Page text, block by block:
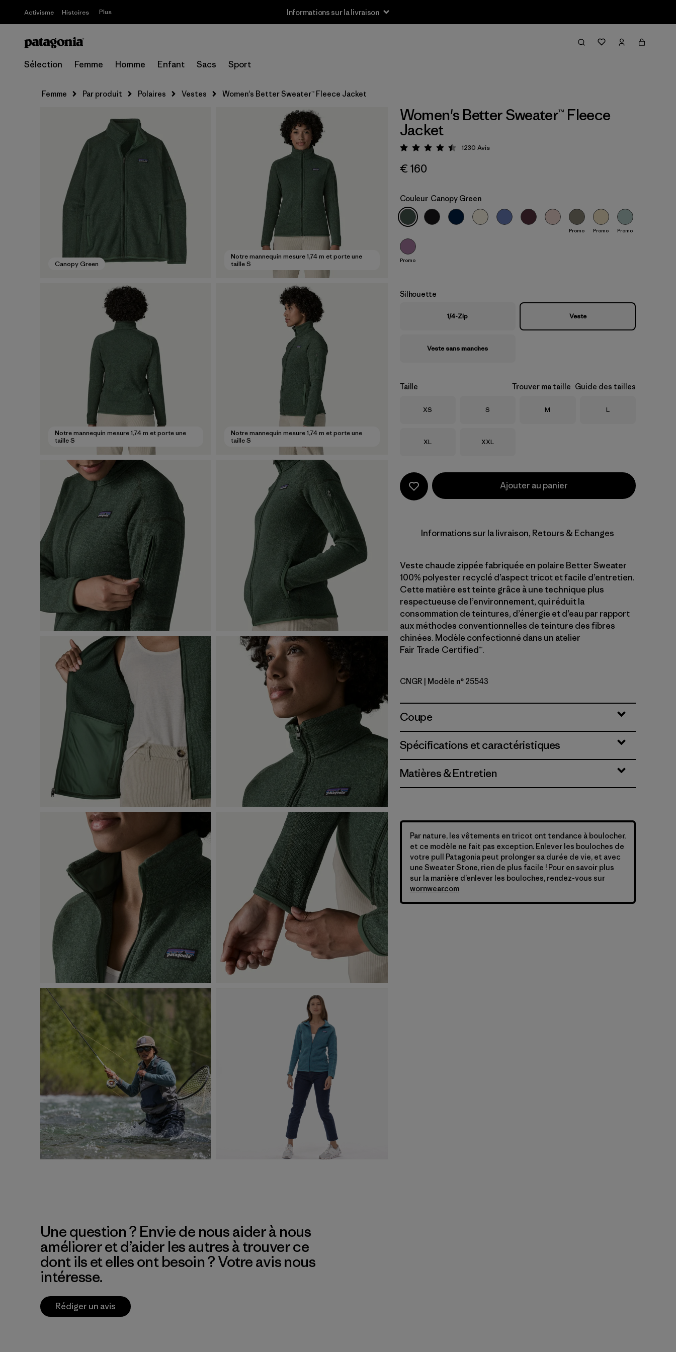
Activisme Histoires Plus Informations sur la livraison
Sélection Femme Homme Enfant Sacs Sport
Femme Par produit Polaires Vestes Women's Better Sweater™ Fleece Jacket
Canopy Green
Notre mannequin mesure 1,74 m et porte une
taille S
Notre mannequin mesure 1,74 m et porte une
taille S
Notre mannequin mesure 1,74 m et porte une
taille S
Women's Better Sweater™ Fleece
Jacket
Évaluation: 4.5 / 5
1230 Avis
€ 160
Couleur Canopy Green
Promo Promo Promo
Promo
Silhouette
1/4-Zip Veste
Veste sans manches
Taille Trouver ma taille Guide des tailles
Taille
XS Taille
S Taille
M Taille
L
Taille
XL Taille
XXL
Ajouter au panier
Informations sur la livraison, Retours & Echanges
Veste chaude zippée fabriquée en polaire Better Sweater
100% polyester recyclé d’aspect tricot et facile d’entretien.
Cette matière est teinte grâce à une technique plus
respectueuse de l’environnement, qui réduit la
consommation de teintures, d’énergie et d’eau par rapport
aux méthodes conventionnelles de teinture des fibres
chinées. Modèle confectionné dans un atelier
Fair Trade Certified™.
Canopy Green
CNGR | Modèle n° 25543
Coupe
Spécifications et caractéristiques
Matières & Entretien
Par nature, les vêtements en tricot ont tendance à boulocher,
et ce modèle ne fait pas exception. Enlever les bouloches de
votre pull Patagonia peut prolonger sa durée de vie, et avec
une Sweater Stone, rien de plus facile ! Pour en savoir plus
sur la manière d’enlever les bouloches, rendez-vous sur
wornwear.com
Une question ? Envie de nous aider à nous
améliorer et d’aider les autres à trouver ce
dont ils et elles ont besoin ? Votre avis nous
intéresse.
Rédiger un avis